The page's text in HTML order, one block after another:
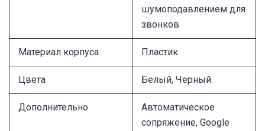
шумоподавлением для
звонков
Материал корпуса Пластик
Цвета Белый, Черный
Дополнительно
Автоматическое
сопряжение, Google